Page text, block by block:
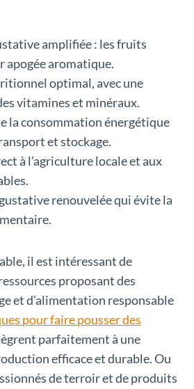
amplifiée : les fruits
apogée aromatique.
optimal, avec une
vitamines et minéraux.
la consommation énergétique
et stockage.
à l’agriculture locale et aux
renouvelée qui évite la
il est intéressant de
proposant des
et d’alimentation responsable
pour faire pousser des
parfaitement à une
efficace et durable. Ou
de terroir et de produits